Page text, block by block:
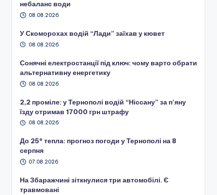
небаланс води
08.08.2026
У Скоморохах водій “Лади” заїхав у кювет
08.08.2026
Сонячні електростанції під ключ: чому варто обрати
альтернативну енергетику
08.08.2026
2,2 проміле: у Тернополі водій “Ніссану” за п’яну
їзду отримав 17000 грн штрафу
08.08.2026
До 25° тепла: прогноз погоди у Тернополі на 8
серпня
07.08.2026
На Збаражчині зіткнулися три автомобілі. Є
травмовані